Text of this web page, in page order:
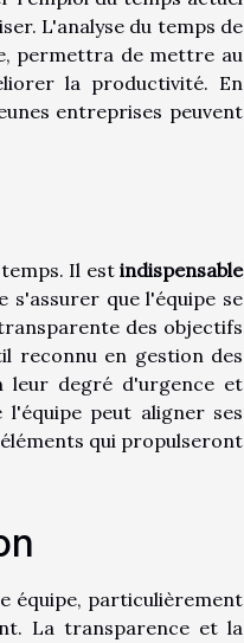
L'analyse du temps de
permettra de mettre au
la productivité. En
entreprises peuvent
Il estindispensable
que l'équipe se
des objectifs
reconnu en gestion des
leur degré d'urgence et
peut aligner ses
qui propulseront
équipe, particulièrement
La transparence et la